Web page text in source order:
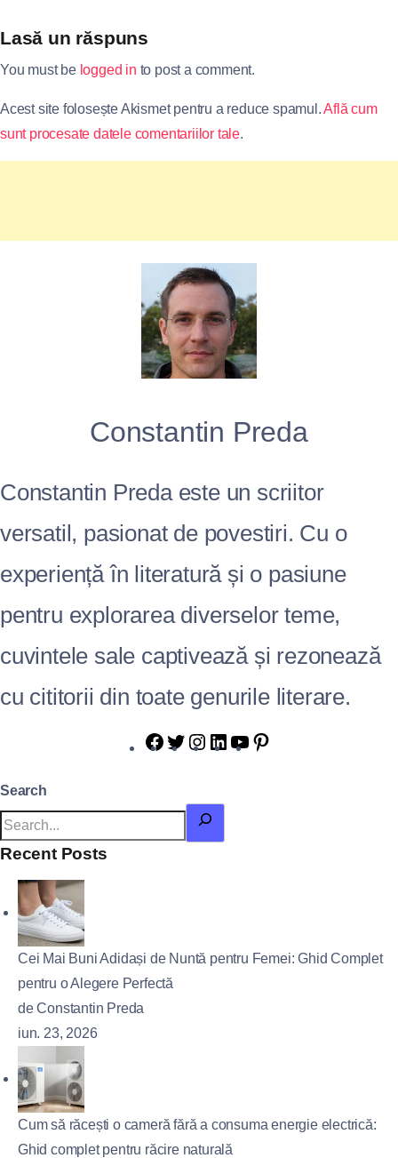
Lasă un răspuns
You must be logged in to post a comment.
Acest site folosește Akismet pentru a reduce spamul.Află cum
sunt procesate datele comentariilor tale.
Constantin Preda
Constantin Preda este un scriitor
versatil, pasionat de povestiri. Cu o
experiență în literatură și o pasiune
pentru explorarea diverselor teme,
cuvintele sale captivează și rezonează
cu cititorii din toate genurile literare.
Search
Recent Posts
Cei Mai Buni Adidași de Nuntă pentru Femei: Ghid Complet
pentru o Alegere Perfectă
de Constantin Preda
iun. 23, 2026
Cum să răcești o cameră fără a consuma energie electrică:
Ghid complet pentru răcire naturală